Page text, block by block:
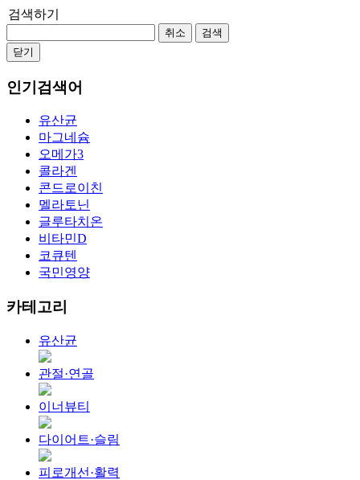
검색하기
취소
검색
닫기
인기검색어
유산균
마그네슘
오메가3
콜라겐
콘드로이친
멜라토닌
글루타치온
비타민D
코큐텐
국민영양
카테고리
유산균
관절·연골
이너뷰티
다이어트·슬림
피로개선·활력